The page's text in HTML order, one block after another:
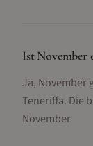
Ist November
Ja, November
Teneriffa. Die
November